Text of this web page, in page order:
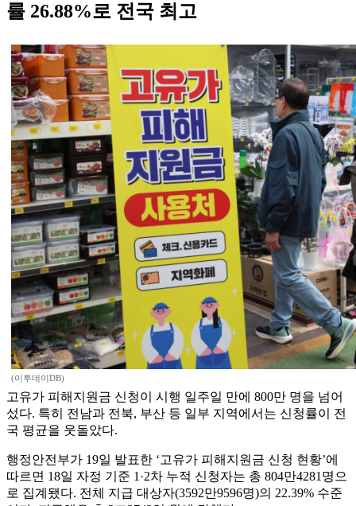
률 26.88%로 전국 최고
(이투데이DB)
고유가 피해지원금 신청이 시행 일주일 만에 800만 명을 넘어
섰다. 특히 전남과 전북, 부산 등 일부 지역에서는 신청률이 전
국 평균을 웃돌았다.
행정안전부가 19일 발표한 ‘고유가 피해지원금 신청 현황’에
따르면 18일 자정 기준 1·2차 누적 신청자는 총 804만4281명으
로 집계됐다. 전체 지급 대상자(3592만9596명)의 22.39% 수준